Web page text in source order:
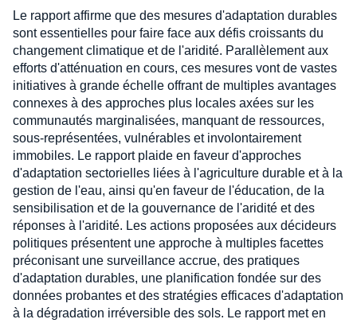
Le rapport affirme que des mesures d'adaptation durables
sont essentielles pour faire face aux défis croissants du
changement climatique et de l'aridité. Parallèlement aux
efforts d'atténuation en cours, ces mesures vont de vastes
initiatives à grande échelle offrant de multiples avantages
connexes à des approches plus locales axées sur les
communautés marginalisées, manquant de ressources,
sous-représentées, vulnérables et involontairement
immobiles. Le rapport plaide en faveur d'approches
d'adaptation sectorielles liées à l'agriculture durable et à la
gestion de l'eau, ainsi qu'en faveur de l'éducation, de la
sensibilisation et de la gouvernance de l'aridité et des
réponses à l'aridité. Les actions proposées aux décideurs
politiques présentent une approche à multiples facettes
préconisant une surveillance accrue, des pratiques
d'adaptation durables, une planification fondée sur des
données probantes et des stratégies efficaces d'adaptation
à la dégradation irréversible des sols. Le rapport met en